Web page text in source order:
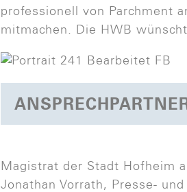
professionell von Parchment
mitmachen. Die HWB
Magistrat der Stadt Hofheim
Jonathan Vorrath, Presse-